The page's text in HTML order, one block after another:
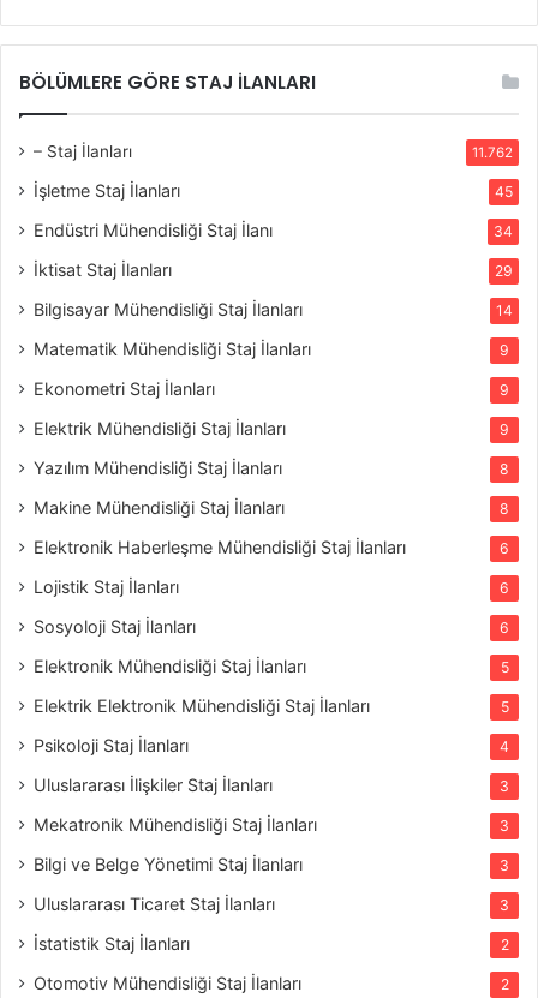
BÖLÜMLERE GÖRE STAJ İLANLARI
– Staj İlanları 11.762
İşletme Staj İlanları 45
Endüstri Mühendisliği Staj İlanı 34
İktisat Staj İlanları 29
Bilgisayar Mühendisliği Staj İlanları 14
Matematik Mühendisliği Staj İlanları 9
Ekonometri Staj İlanları 9
Elektrik Mühendisliği Staj İlanları 9
Yazılım Mühendisliği Staj İlanları 8
Makine Mühendisliği Staj İlanları 8
Elektronik Haberleşme Mühendisliği Staj İlanları 6
Lojistik Staj İlanları 6
Sosyoloji Staj İlanları 6
Elektronik Mühendisliği Staj İlanları 5
Elektrik Elektronik Mühendisliği Staj İlanları 5
Psikoloji Staj İlanları 4
Uluslararası İlişkiler Staj İlanları 3
Mekatronik Mühendisliği Staj İlanları 3
Bilgi ve Belge Yönetimi Staj İlanları 3
Uluslararası Ticaret Staj İlanları 3
İstatistik Staj İlanları 2
Otomotiv Mühendisliği Staj İlanları 2